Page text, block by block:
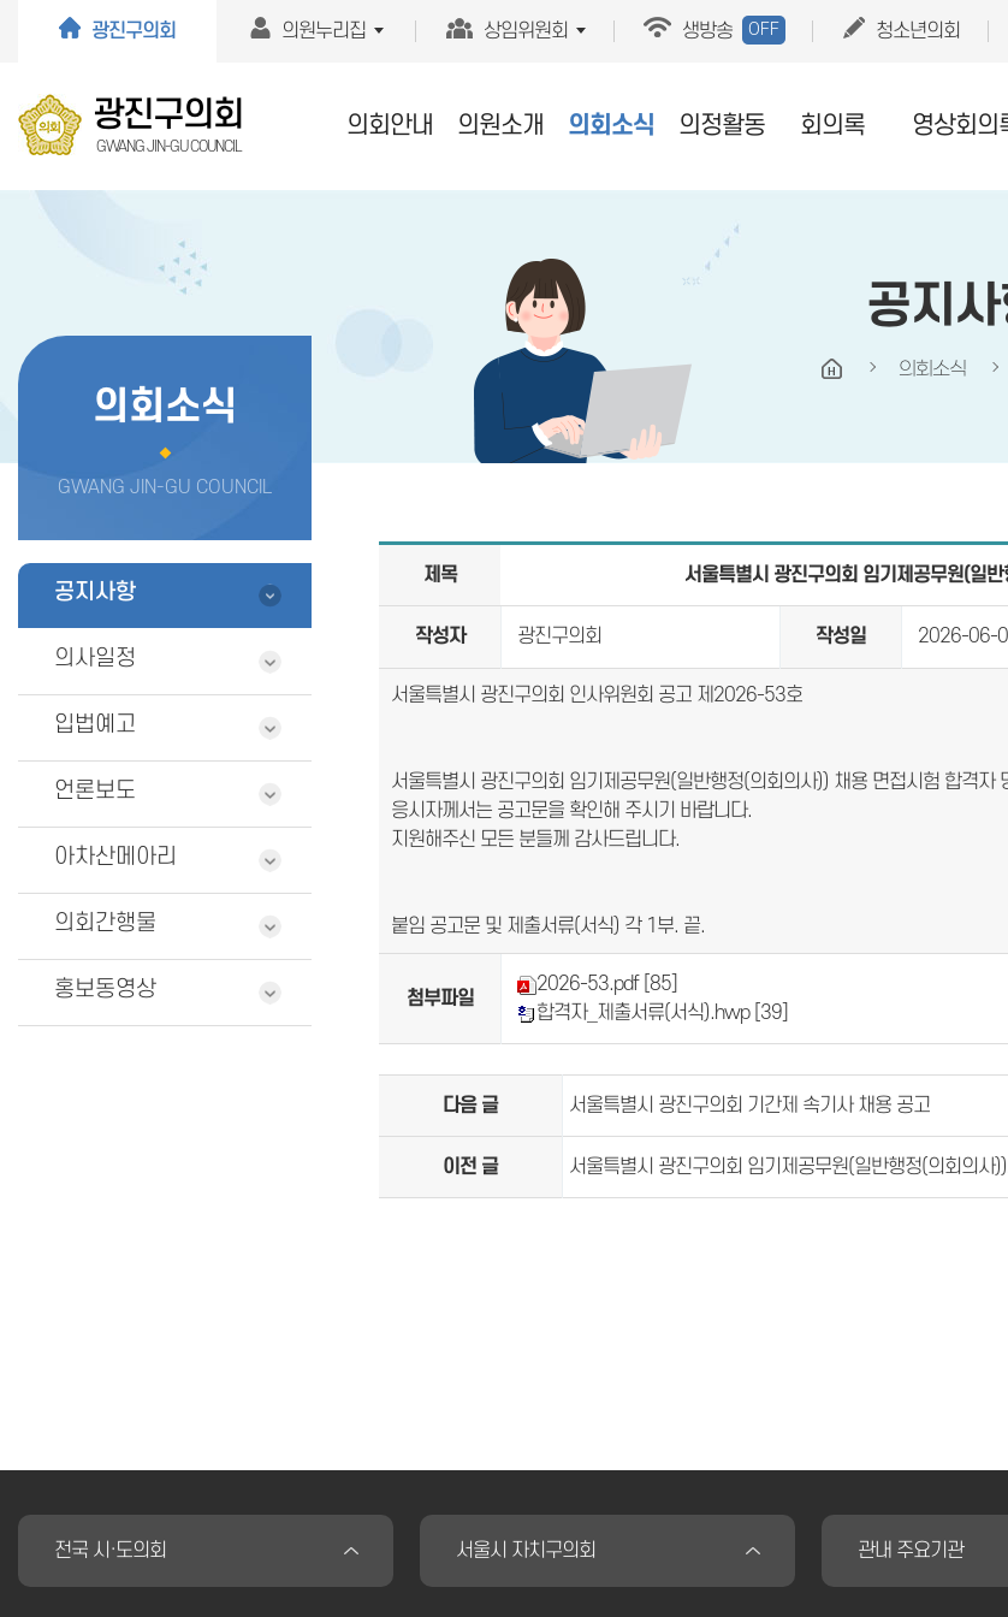
광진구의회
의원누리집 상임위원회 생방송 OFF 청소년의회
광진구의회
GWANG JIN-GU COUNCIL
의회안내 의원소개 의회소식 의정활동 회의록 영상회의
의회소식
GWANG JIN-GU COUNCIL
공지사항
의사일정
입법예고
언론보도
아차산메아리
의회간행물
홍보동영상
공지
의회소식
제목 서울특별시 광진구의회 임기제공무원(일
작성자 광진구의회 작성일 2026-06-
서울특별시 광진구의회 인사위원회 공고 제2026-53호
서울특별시 광진구의회 임기제공무원(일반행정(의회의사)) 채용 면접시험 합격자
응시자께서는 공고문을 확인해 주시기 바랍니다.
지원해주신 모든 분들께 감사드립니다.
붙임 공고문 및 제출서류(서식) 각 1부. 끝.
첨부파일
2026-53.pdf [85]
합격자_제출서류(서식).hwp [39]
다음 글 서울특별시 광진구의회 기간제 속기사 채용 공고
이전 글 서울특별시 광진구의회 임기제공무원(일반행정(의회의사
전국 시·도의회 서울시 자치구의회 관내 주요기관